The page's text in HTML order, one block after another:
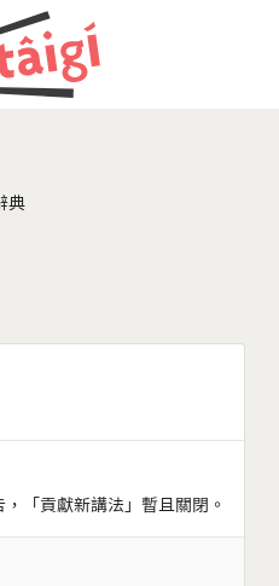
典
「貢獻新講法」暫且關閉。